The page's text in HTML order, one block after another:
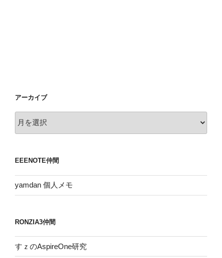
アーカイブ
ー
ブ
EEENOTE仲間
yamdan 個人メモ
RONZIA3仲間
すｚのAspireOne研究